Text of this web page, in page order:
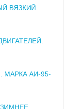
ВЯЗКИЙ.
АИ-95-